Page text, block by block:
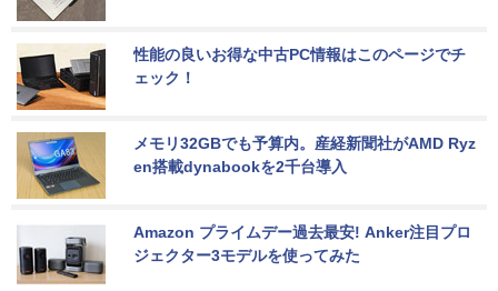
性能の良いお得な中古PC情報はこのページでチ
ェック！
メモリ32GBでも予算内。産経新聞社がAMD Ryz
en搭載dynabookを2千台導入
Amazon プライムデー過去最安! Anker注目プロ
ジェクター3モデルを使ってみた